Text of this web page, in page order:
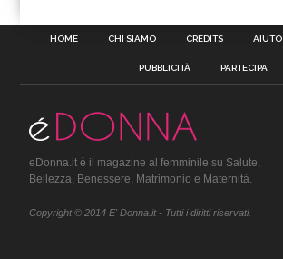
HOME CHI SIAMO CREDITS AIUTO
PUBBLICITÀ PARTECIPA
eDonna.it è il magazine al femminile su Salute,
Bellezza, Benessere, Matrimonio e Maternità.
Copyright © 2014 E' Donna.it - Tutti i diritti riservati.